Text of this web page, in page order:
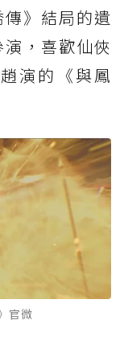
》結局的遺
，喜歡仙俠
演的《與鳳
官微